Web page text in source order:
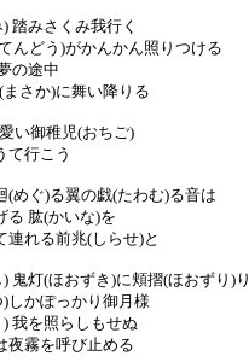
踏みさくみ我行く
んどう)がかんかん照りつける
の途中
さか)に舞い降りる
い御稚児(おちご)
て行こう
(めぐ)る翼の戯(たわむ)る音は
る 肱(かいな)を
連れる前兆(しらせ)と
鬼灯(ほおずき)に頬摺(ほおずり)り
しかぽっかり御月様
我を照らしもせぬ
夜霧を呼び止める